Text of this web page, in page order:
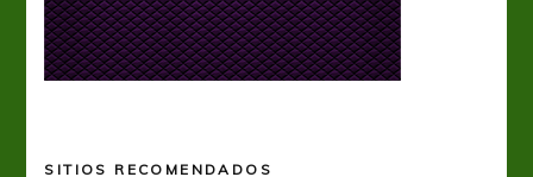
SITIOS RECOMENDADOS